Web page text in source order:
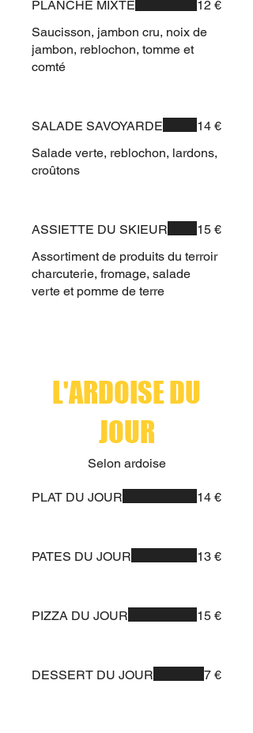
PLANCHE MIXTE
Saucisson, jambon cru, noix de
jambon, reblochon, tomme et
comté
12 €
SALADE SAVOYARDE
Salade verte, reblochon, lardons,
croûtons
14 €
ASSIETTE DU SKIEUR
Assortiment de produits du terroir
charcuterie, fromage, salade
verte et pomme de terre
15 €
L'ARDOISE DU
JOUR
Selon ardoise
PLAT DU JOUR 14 €
PATES DU JOUR 13 €
PIZZA DU JOUR 15 €
DESSERT DU JOUR 7 €